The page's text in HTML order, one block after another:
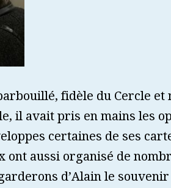
fidèle du Cercle et
il avait pris en mains les
certaines de ses
ont aussi organisé de
d’Alain le souvenir